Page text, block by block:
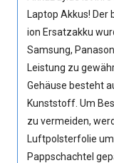
Laptop Akkus! Der
ion Ersatzakku
Samsung,
Leistung zu
Gehäuse besteht
Kunststoff. Um
zu vermeiden,
Luftpolsterfolie
Pappschachtel